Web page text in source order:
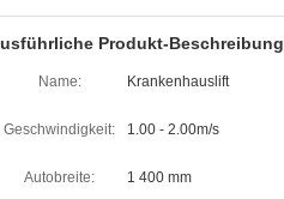
Produkt-Beschreibung
Name: Krankenhauslift
Geschwindigkeit: 1.00 - 2.00m/s
Autobreite: 1 400 mm